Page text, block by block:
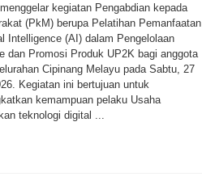
kegiatan Pengabdian kepada
(PkM) berupa Pelatihan Pemanfaatan
Intelligence (AI) dalam Pengelolaan
dan Promosi Produk UP2K bagi anggota
Cipinang Melayu pada Sabtu, 27
Kegiatan ini bertujuan untuk
kemampuan pelaku Usaha
teknologi digital ...